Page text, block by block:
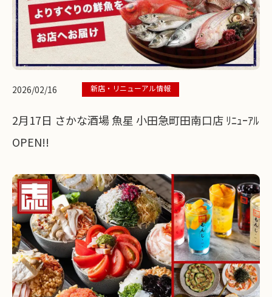
2026/02/16 新店・リニューアル情報
2月17日 さかな酒場 魚星 小田急町田南口店 ﾘﾆｭｰｱﾙ
OPEN!!